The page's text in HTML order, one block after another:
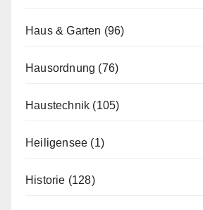
Haus & Garten (96)
Hausordnung (76)
Haustechnik (105)
Heiligensee (1)
Historie (128)